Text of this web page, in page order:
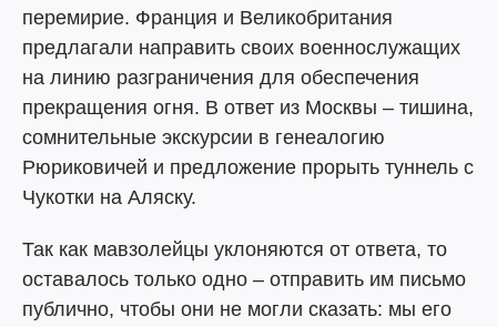
перемирие. Франция и Великобритания
предлагали направить своих военнослужащих
на линию разграничения для обеспечения
прекращения огня. В ответ из Москвы – тишина,
сомнительные экскурсии в генеалогию
Рюриковичей и предложение прорыть туннель с
Чукотки на Аляску.
Так как мавзолейцы уклоняются от ответа, то
оставалось только одно – отправить им письмо
публично, чтобы они не могли сказать: мы его